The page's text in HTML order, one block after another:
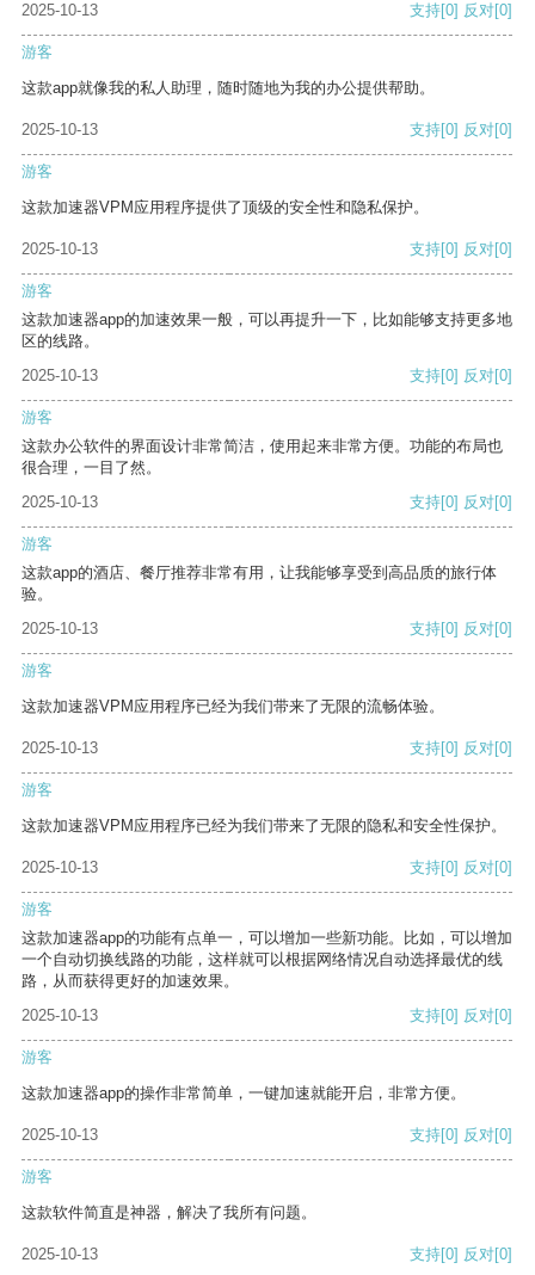
2025-10-13
支持[0] 反对[0]
游客
这款app就像我的私人助理，随时随地为我的办公提供帮助。
2025-10-13 支持[0] 反对[0]
游客
这款加速器VPM应用程序提供了顶级的安全性和隐私保护。
2025-10-13 支持[0] 反对[0]
游客
这款加速器app的加速效果一般，可以再提升一下，比如能够支持更多地
区的线路。
2025-10-13
支持[0] 反对[0]
游客
这款办公软件的界面设计非常简洁，使用起来非常方便。功能的布局也
很合理，一目了然。
2025-10-13
支持[0] 反对[0]
游客
这款app的酒店、餐厅推荐非常有用，让我能够享受到高品质的旅行体
验。
2025-10-13
支持[0] 反对[0]
游客
这款加速器VPM应用程序已经为我们带来了无限的流畅体验。
2025-10-13 支持[0] 反对[0]
游客
这款加速器VPM应用程序已经为我们带来了无限的隐私和安全性保护。
2025-10-13 支持[0] 反对[0]
游客
这款加速器app的功能有点单一，可以增加一些新功能。比如，可以增加
一个自动切换线路的功能，这样就可以根据网络情况自动选择最优的线
路，从而获得更好的加速效果。
2025-10-13
支持[0] 反对[0]
游客
这款加速器app的操作非常简单，一键加速就能开启，非常方便。
2025-10-13 支持[0] 反对[0]
游客
这款软件简直是神器，解决了我所有问题。
2025-10-13 支持[0] 反对[0]